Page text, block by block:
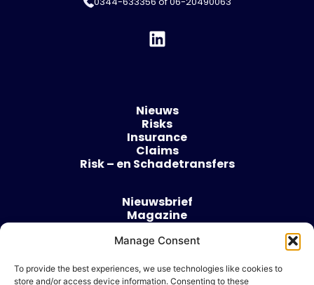
Manage Consent
To provide the best experiences, we use technologies like cookies to
store and/or access device information. Consenting to these
Nieuws
Risks
Insurance
Claims
Risk – en Schadetransfers
Nieuwsbrief
Magazine
Over